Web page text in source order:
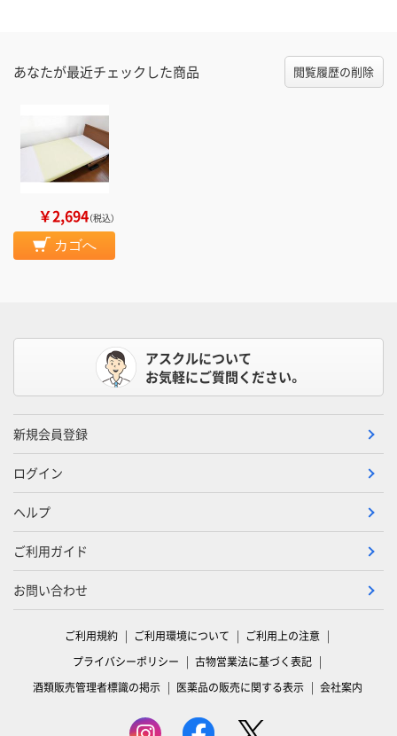
あなたが最近チェックした商品 閲覧履歴の削除
￥2,694（税込）
カゴへ
アスクルについて
お気軽にご質問ください。
新規会員登録
ログイン
ヘルプ
ご利用ガイド
お問い合わせ
ご利用規約 ご利用環境について
ご利用上の注意
プライバシーポリシー
古物営業法に基づく表記
酒類販売管理者標識の掲示
医薬品の販売に関する表示 会社案内